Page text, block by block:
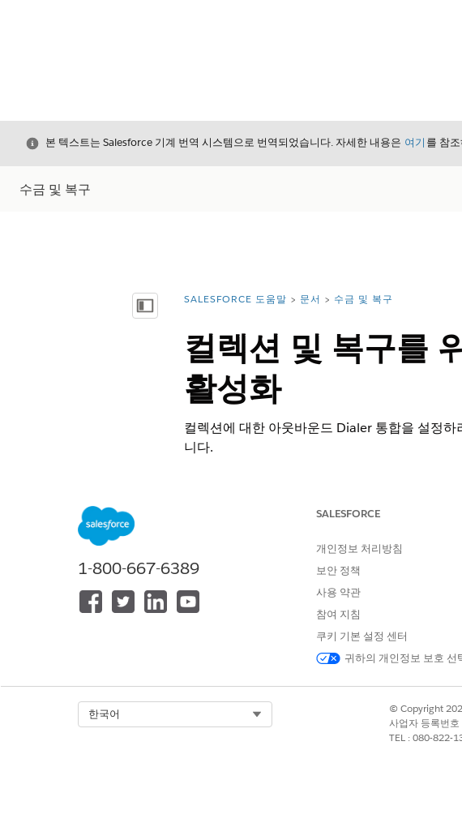
닫기본 텍스트는 Salesforce 기계 번역 시스템으로 번역되었습니다. 자세한 내용은 여기 를 참
수금 및 복구
목차 표시 위치:
SALESFORCE 도움말 문서 수금 및 복구
컬렉션 및 복구를
활성화
컬렉션에 대한 아웃바운드 Dialer 통합을 설정
니다.
지원 제품: Lightning Experience
제품 및 버전 가용성 보기.
데이터 파이프라인 설정:
실천 가능한 세분화 활성화:
데이터 파이프라인 및 실행 가능한 세분화 활성화
설정에서 빠른 찾기 상자에서
컬렉션 설정을 찾아
컬렉션 아웃바운드 Dialer를 활성화합니다.
1-800-667-6389
SALESFORCE
개인정보 처리방침
보안 정책
사용 약관
참여 지침
쿠키 기본 설정 센터
귀하의 개인정보 보호 선
한국어
© Copyright
사업자 등록번
TEL : 080-822-